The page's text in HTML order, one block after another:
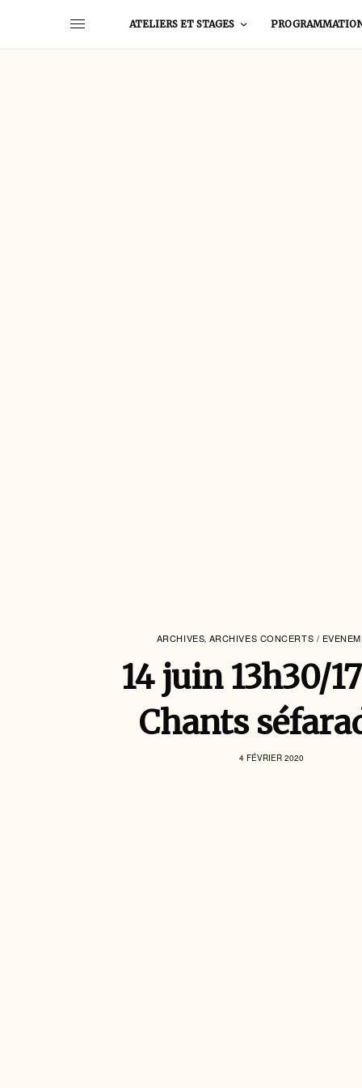
ATELIERS ET STAGES
ARCHIVES, ARCHIVES CONCERTS /
14 juin 13h30/
Chants
4 FÉVRIER 2020